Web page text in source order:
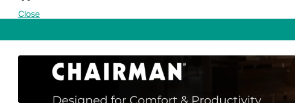
Close